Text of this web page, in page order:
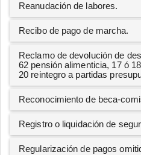
Reanudación de labores.
Recibo de pago de marcha.
Reclamo de devolución de
62 pensión alimenticia, 17 ó
20 reintegro a partidas
Reconocimiento de beca-
Registro o liquidación de
Regularización de pagos